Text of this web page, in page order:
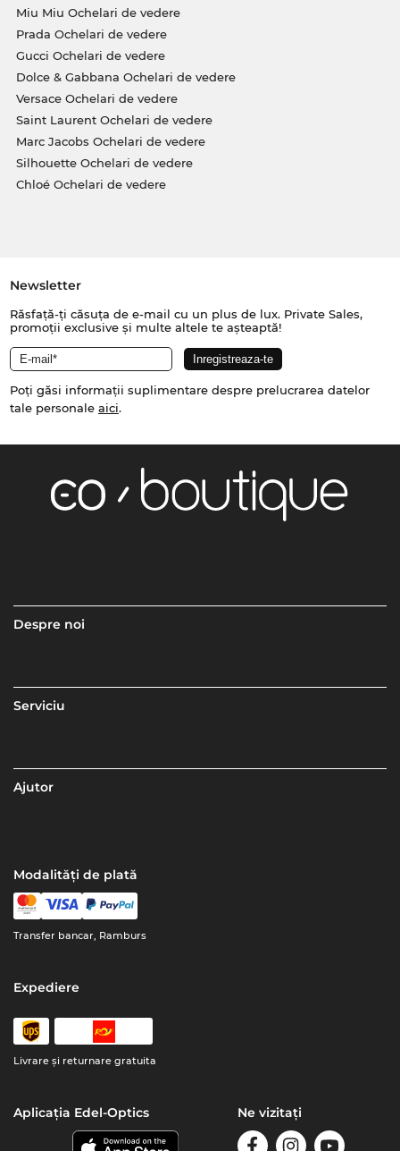
Miu Miu Ochelari de vedere
Prada Ochelari de vedere
Gucci Ochelari de vedere
Dolce & Gabbana Ochelari de vedere
Versace Ochelari de vedere
Saint Laurent Ochelari de vedere
Marc Jacobs Ochelari de vedere
Silhouette Ochelari de vedere
Chloé Ochelari de vedere
Newsletter
Răsfață-ți căsuța de e-mail cu un plus de lux. Private Sales,
promoții exclusive și multe altele te așteaptă!
Poți găsi informații suplimentare despre prelucrarea datelor
tale personale aici.
Despre noi
Serviciu
Ajutor
Modalități de plată
Transfer bancar, Ramburs
Expediere
Livrare şi returnare gratuita
Aplicația Edel-Optics Ne vizitați